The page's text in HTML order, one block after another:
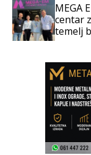
MEGA
centar
temelj